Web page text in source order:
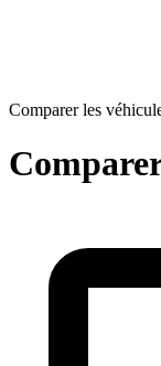
Comparer les